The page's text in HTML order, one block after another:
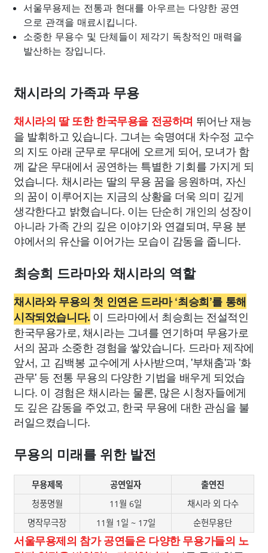
서울무용제는 전통과 현대를 아우르는 다양한 공연
으로 관객을 매료시킵니다.
소중한 무용수 및 단체들이 제각기 독창적인 매력을
발산하는 장입니다.
채시라의 가족과 무용
채시라의 딸 또한 한국무용을 전공하며 뛰어난 재능
을 발휘하고 있습니다. 그녀는 숙명여대 차수정 교수
의 지도 아래 군무로 무대에 오르게 되어, 모녀가 함
께 같은 무대에서 공연하는 특별한 기회를 가지게 되
었습니다. 채시라는 딸의 무용 꿈을 응원하며, 자신
의 꿈이 이루어지는 지금의 상황을 더욱 의미 깊게
생각한다고 밝혔습니다. 이는 단순히 개인의 성장이
아니라 가족 간의 깊은 이야기와 연결되며, 무용 분
야에서의 유산을 이어가는 모습이 감동을 줍니다.
최승희 드라마와 채시라의 역할
채시라와 무용의 첫 인연은 드라마 ‘최승희’를 통해
시작되었습니다. 이 드라마에서 최승희는 전설적인
한국무용가로, 채시라는 그녀를 연기하며 무용가로
서의 꿈과 소중한 경험을 쌓았습니다. 드라마 제작에
앞서, 고 김백봉 교수에게 사사받으며, '부채춤'과 '화
관무' 등 전통 무용의 다양한 기법을 배우게 되었습
니다. 이 경험은 채시라는 물론, 많은 시청자들에게
도 깊은 감동을 주었고, 한국 무용에 대한 관심을 불
러일으켰습니다.
무용의 미래를 위한 발전
무용제목 공연일자
출연진
청풍명월
11월 6일
채시라 외 다수
명작무극장
11월 1일 ~ 17일 순헌무용단
서울무용제의 참가 공연들은 다양한 무용가들의 노